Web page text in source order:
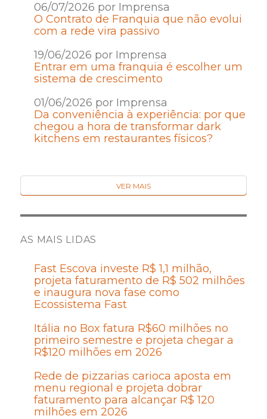
06/07/2026 por Imprensa
O Contrato de Franquia que não evolui
com a rede vira passivo
19/06/2026 por Imprensa
Entrar em uma franquia é escolher um
sistema de crescimento
01/06/2026 por Imprensa
Da conveniência à experiência: por que
chegou a hora de transformar dark
kitchens em restaurantes físicos?
VER MAIS
AS MAIS LIDAS
Fast Escova investe R$ 1,1 milhão,
projeta faturamento de R$ 502 milhões
e inaugura nova fase como
Ecossistema Fast
Itália no Box fatura R$60 milhões no
primeiro semestre e projeta chegar a
R$120 milhões em 2026
Rede de pizzarias carioca aposta em
menu regional e projeta dobrar
faturamento para alcançar R$ 120
milhões em 2026